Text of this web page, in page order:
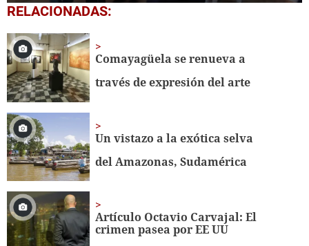
0
seconds
1
minute,
56
seconds
RELACIONADAS:
Comayagüela se renueva a
través de expresión del arte
Un vistazo a la exótica selva
del Amazonas, Sudamérica
Artículo Octavio Carvajal: El
crimen pasea por EE UU